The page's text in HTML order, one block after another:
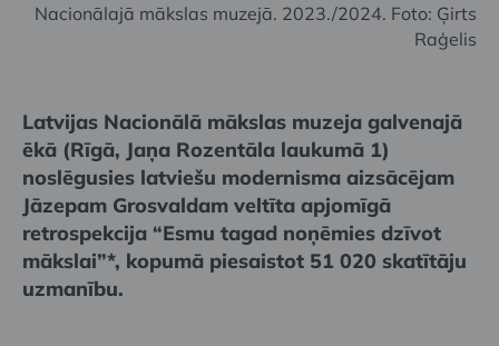
Nacionālajā mākslas muzejā. 2023./2024. Foto: Ģirts
Raģelis
Latvijas Nacionālā mākslas muzeja galvenajā
ēkā (Rīgā, Jaņa Rozentāla laukumā 1)
noslēgusies latviešu modernisma aizsācējam
Jāzepam Grosvaldam veltīta apjomīgā
retrospekcija “Esmu tagad noņēmies dzīvot
mākslai”*, kopumā piesaistot 51 020 skatītāju
uzmanību.